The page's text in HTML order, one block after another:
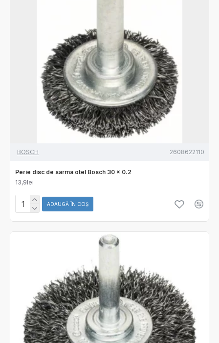
BOSCH 2608622110
Perie disc de sarma otel Bosch 30 x 0.2
13,9lei
ADAUGĂ ÎN COŞ